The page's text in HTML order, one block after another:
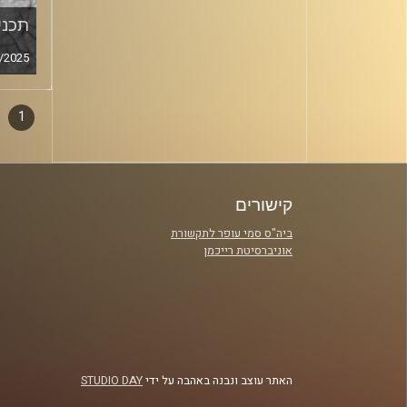
סגירה
1
קישורים
ביה"ס סמי עופר לתקשורת
אוניברסיטת רייכמן
האתר עוצב ונבנה באהבה על ידיSTUDIO DAY